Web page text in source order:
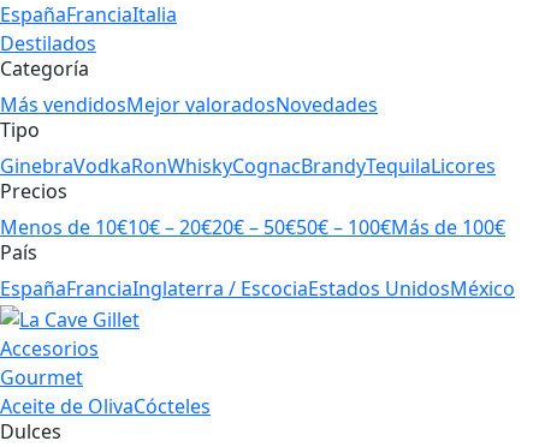
EspañaFranciaItalia
Destilados
Categoría
Más vendidosMejor valoradosNovedades
Tipo
GinebraVodkaRonWhiskyCognacBrandyTequilaLicores
Precios
Menos de 10€10€ – 20€20€ – 50€50€ – 100€Más de 100€
País
EspañaFranciaInglaterra / EscociaEstados UnidosMéxico
Accesorios
Gourmet
Aceite de OlivaCócteles
Dulces